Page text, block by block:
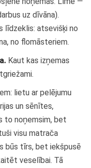
uz dīvāna).
līdzeklis: atsevišķi no
no flomāsteriem.
Kaut kas izņemas
lietu ar pelējumu
un sēnītes,
to noņemsim, bet
visu matrača
būs tīrs, bet iekšpusē
veselībai. Tā